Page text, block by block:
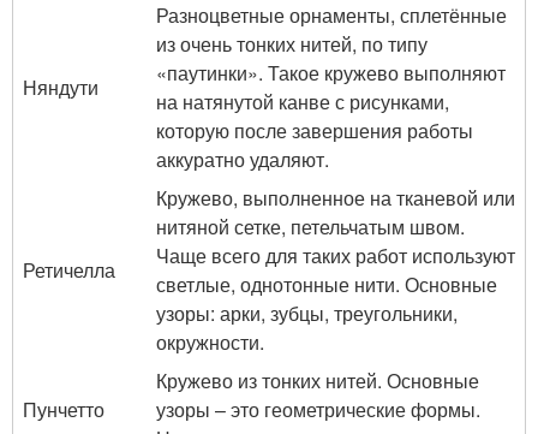
Няндути
Разноцветные орнаменты, сплетённые
из очень тонких нитей, по типу
«паутинки». Такое кружево выполняют
на натянутой канве с рисунками,
которую после завершения работы
аккуратно удаляют.
Ретичелла
Кружево, выполненное на тканевой или
нитяной сетке, петельчатым швом.
Чаще всего для таких работ используют
светлые, однотонные нити. Основные
узоры: арки, зубцы, треугольники,
окружности.
Пунчетто
Кружево из тонких нитей. Основные
узоры – это геометрические формы.